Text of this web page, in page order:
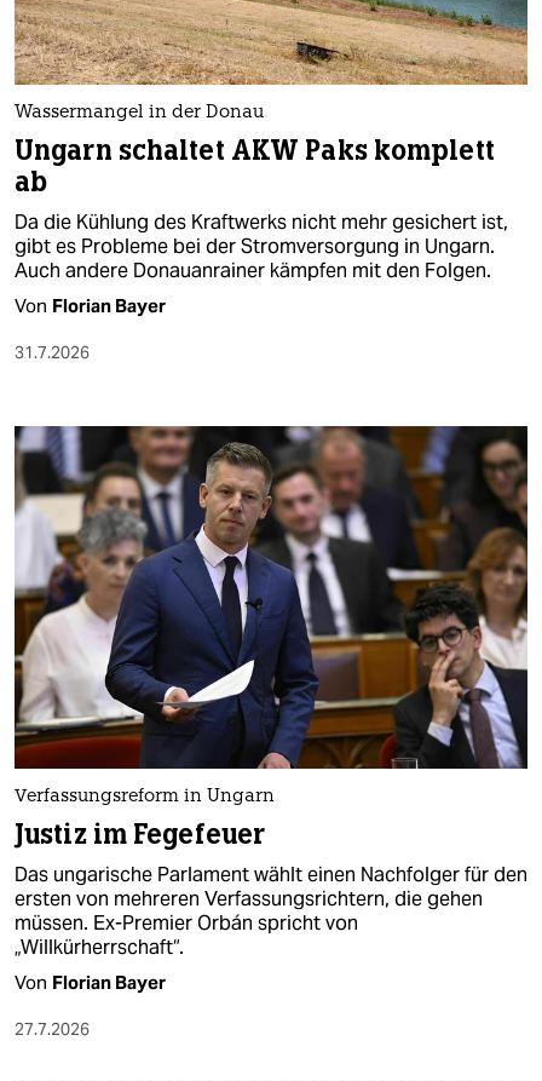
Wassermangel in der Donau
Ungarn schaltet AKW Paks komplett
ab
Da die Kühlung des Kraftwerks nicht mehr gesichert ist,
gibt es Probleme bei der Stromversorgung in Ungarn.
Auch andere Donauanrainer kämpfen mit den Folgen.
Von Florian Bayer
31.7.2026
Verfassungsreform in Ungarn
Justiz im Fegefeuer
Das ungarische Parlament wählt einen Nachfolger für den
ersten von mehreren Verfassungsrichtern, die gehen
müssen. Ex-Premier Orbán spricht von
„Willkürherrschaft“.
Von Florian Bayer
27.7.2026